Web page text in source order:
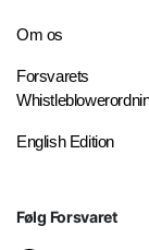
Om os
Forsvarets
English Edition
Følg Forsvaret